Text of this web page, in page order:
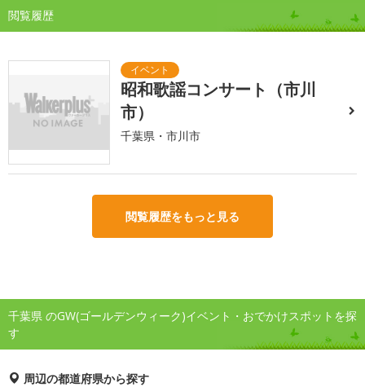
閲覧履歴
昭和歌謡コンサート（市川
市）
千葉県・市川市
閲覧履歴をもっと見る
千葉県 のGW(ゴールデンウィーク)イベント・おでかけスポットを探
す
周辺の都道府県から探す